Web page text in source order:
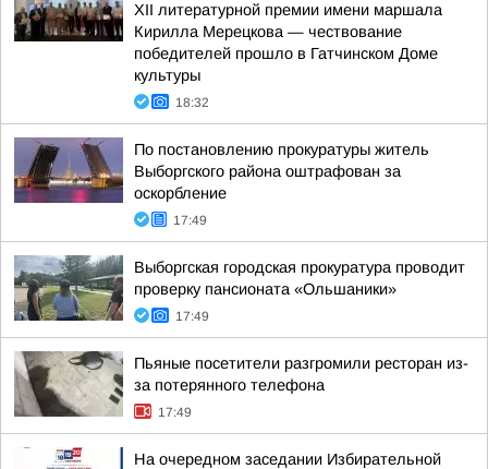
XII литературной премии имени маршала
Кирилла Мерецкова — чествование
победителей прошло в Гатчинском Доме
культуры
18:32
По постановлению прокуратуры житель
Выборгского района оштрафован за
оскорбление
17:49
Выборгская городская прокуратура проводит
проверку пансионата «Ольшаники»
17:49
Пьяные посетители разгромили ресторан из-
за потерянного телефона
17:49
На очередном заседании Избирательной